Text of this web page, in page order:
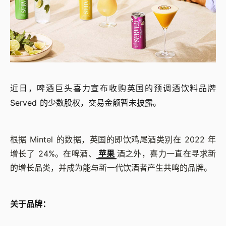
近日，啤酒巨头喜力宣布收购英国的预调酒饮料品牌
Served 的少数股权，交易金额暂未披露。
根据 Mintel 的数据，英国的即饮鸡尾酒类别在 2022 年
增长了 24%。在啤酒、
苹果 酒之外，喜力一直在寻求新
的增长品类，并成为能与新一代饮酒者产生共鸣的品牌。
关于品牌：